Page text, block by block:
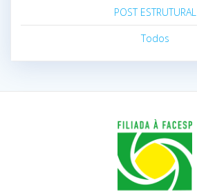
POST ESTRUTURAL
Todos